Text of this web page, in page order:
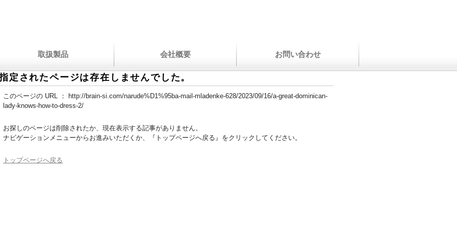
取扱製品 会社概要 お問い合わせ
定されたページは存在しませんでした。
このページの URL ：
http://brain-si.com/narude%D1%95ba-mail-mladenke-628/2023/09/16/a-great-dominican-
lady-knows-how-to-dress-2/
お探しのページは削除されたか、現在表示する記事がありません。
ナビゲーションメニューからお進みいただくか、『トップページへ戻る』をクリックしてください。
トップページへ戻る